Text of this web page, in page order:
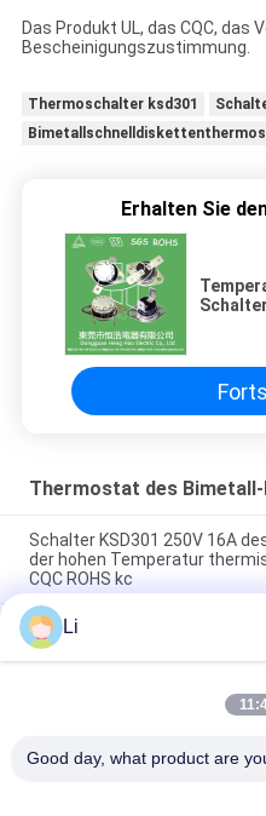
Das Produkt UL, das CQC, das
Bescheinigungszustimmung.
Thermoschalter ksd301
Erhalten Sie
Thermostat des Bimetall-
Schalter KSD301 250V 16A
der hohen Temperatur
CQC ROHS kc
Bimetallische Disketten-
niedriger
13C
Schnellaktions-Art
Li
Good day, what product are